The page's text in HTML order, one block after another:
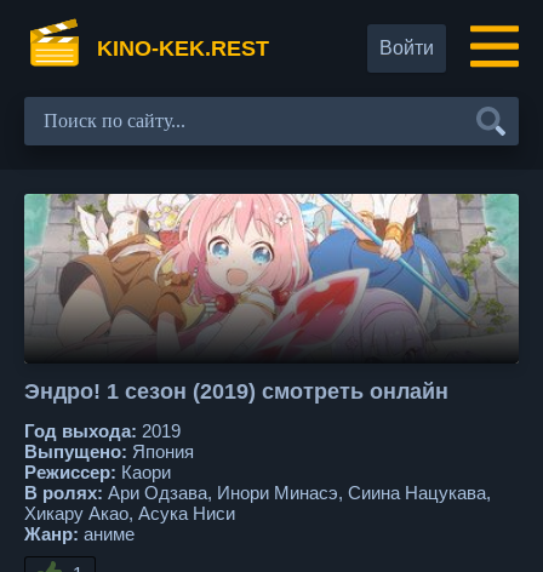
KINO-KEK.REST Войти
Эндро! 1 сезон (2019) смотреть онлайн
Год выхода: 2019
Выпущено: Япония
Режиссер: Каори
В ролях: Ари Одзава, Инори Минасэ, Сиина Нацукава,
Хикару Акао, Асука Ниси
Жанр: аниме